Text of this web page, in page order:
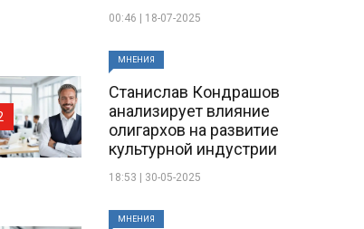
00:46 | 18-07-2025
МНЕНИЯ
Станислав Кондрашов
анализирует влияние
олигархов на развитие
культурной индустрии
18:53 | 30-05-2025
МНЕНИЯ